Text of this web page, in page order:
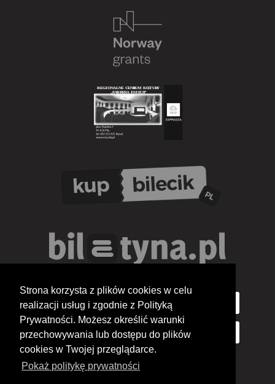
Strona korzysta z plików cookies w celu
realizacji usług i zgodnie z Polityką
Prywatności. Możesz określić warunki
przechowywania lub dostępu do plików
cookies w Twojej przeglądarce.
Pokaż politykę prywatności